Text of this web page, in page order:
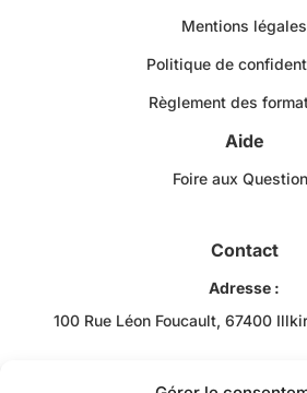
Mentions légales
Politique de
Règlement des
Aide
Foire aux
Contact
Adresse :
100 Rue Léon Foucault, 67400